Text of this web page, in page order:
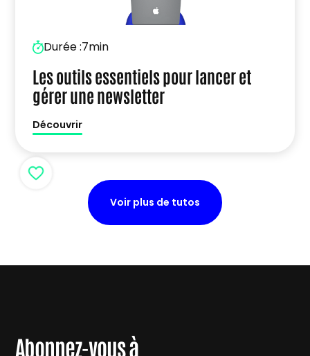
Durée :7min
Les outils essentiels pour lancer et
gérer une newsletter
Découvrir
Voir plus de tutos
Abonnez-vous à